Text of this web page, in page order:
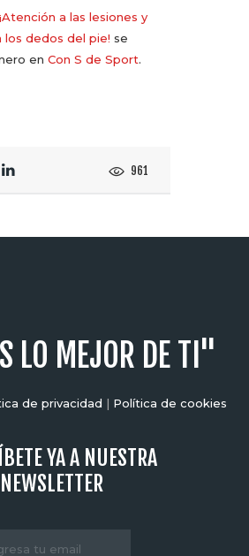
¡Atención a las lesiones y
los dedos del pie! se
en Con S de Sport.
961
LO MEJOR DE TI"
de privacidad | Política de cookies
YA A NUESTRA
NEWSLETTER